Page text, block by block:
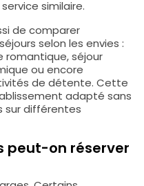
similaire.
de comparer
selon les envies :
romantique, séjour
ou encore
de détente. Cette
adapté sans
sur différentes
peut-on réserver